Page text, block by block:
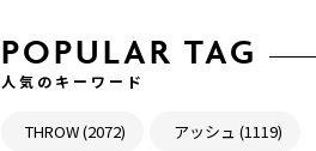
POPULAR TAG
人気のキーワード
THROW (2072) アッシュ (1119)